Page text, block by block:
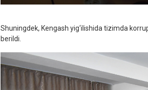
Shuningdek, Kengash yig‘ilishida tizimda
berildi.